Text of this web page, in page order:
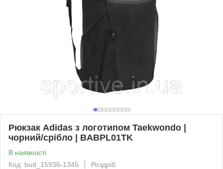
Рюкзак Adidas з логотипом Taekwondo |
чорний/срібло | BABPL01TK
В наявності
Код: bud_15936-1345
Роздріб